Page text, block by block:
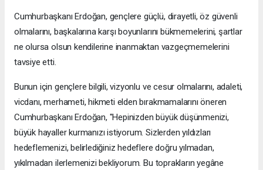
Cumhurbaşkanı Erdoğan, gençlere güçlü, dirayetli, öz güvenli
olmalarını, başkalarına karşı boyunlarını bükmemelerini, şartlar
ne olursa olsun kendilerine inanmaktan vazgeçmemelerini
tavsiye etti.
Bunun için gençlere bilgili, vizyonlu ve cesur olmalarını, adaleti,
vicdanı, merhameti, hikmeti elden bırakmamalarını öneren
Cumhurbaşkanı Erdoğan, "Hepinizden büyük düşünmenizi,
büyük hayaller kurmanızı istiyorum. Sizlerden yıldızları
hedeflemenizi, belirlediğiniz hedeflere doğru yılmadan,
yıkılmadan ilerlemenizi bekliyorum. Bu toprakların yegâne